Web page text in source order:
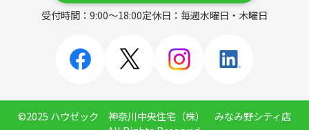
受付時間：9:00～18:00定休日：毎週水曜日・木曜日
©2025 ハウゼック 神奈川中央住宅（株） みなみ野シティ店